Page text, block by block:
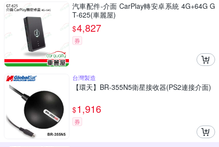
汽車配件-介面 CarPlay轉安卓系統 4G+64G G
T-625(車麗屋)
$4,827
券
台灣製造
【環天】BR-355N5衛星接收器(PS2連接介面)
$1,916
券